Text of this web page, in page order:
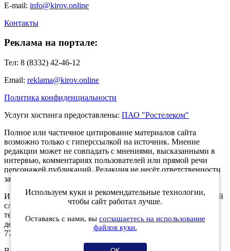
E-mail: info@kirov.online
Контакты
Реклама на портале:
Тел: 8 (8332) 42-46-12
Email: reklama@kirov.online
Политика конфиденциальности
Услуги хостинга предоставлены: ПАО "Ростелеком"
Полное или частичное цитирование материалов сайта
возможно только с гиперссылкой на источник. Мнение
редакции может не совпадать с мнениями, высказанными в
интервью, комментариях пользователей или прямой речи
персонажей публикаций. Редакция не несёт ответственности
за текст комментариев читателей.
Интернет-портал Kirov.online зарегистрирован в Федеральной
службе по надзору в сфере связи, информационных
технологий и массовых коммуникаций (Роскомнадзор) 5
декабря 2019 года. Регистрационный номер ЭЛ № ФС 77 -
77189.
Используем куки и рекомендательные технологии,
чтобы сайт работал лучше.
Оставаясь с нами, вы соглашаетесь на использование
файлов куки.